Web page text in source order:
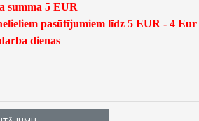
summa 5 EUR
pasūtījumiem līdz 5 EUR - 4
dienas